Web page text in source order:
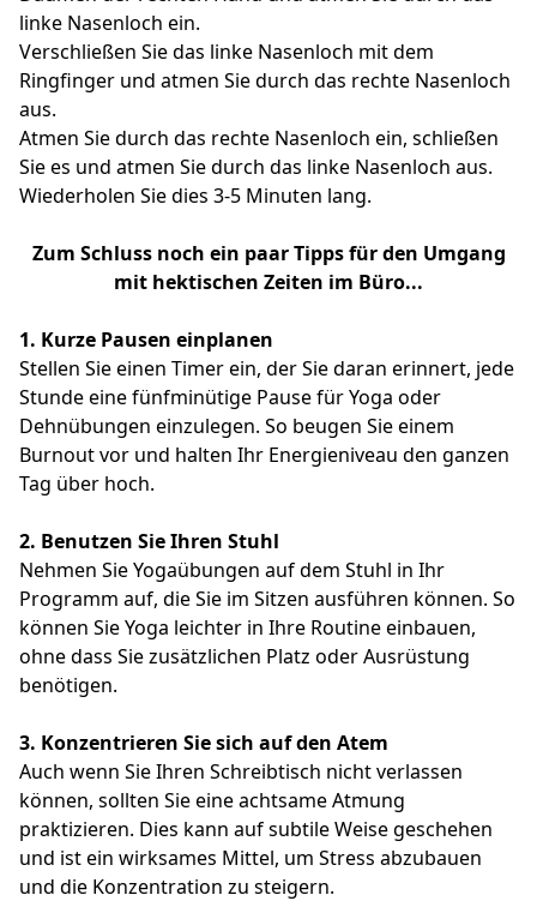
linke Nasenloch ein.
Verschließen Sie das linke Nasenloch mit dem
Ringfinger und atmen Sie durch das rechte Nasenloch
aus.
Atmen Sie durch das rechte Nasenloch ein, schließen
Sie es und atmen Sie durch das linke Nasenloch aus.
Wiederholen Sie dies 3-5 Minuten lang.
Zum Schluss noch ein paar Tipps für den Umgang
mit hektischen Zeiten im Büro...
1. Kurze Pausen einplanen
Stellen Sie einen Timer ein, der Sie daran erinnert, jede
Stunde eine fünfminütige Pause für Yoga oder
Dehnübungen einzulegen. So beugen Sie einem
Burnout vor und halten Ihr Energieniveau den ganzen
Tag über hoch.
2. Benutzen Sie Ihren Stuhl
Nehmen Sie Yogaübungen auf dem Stuhl in Ihr
Programm auf, die Sie im Sitzen ausführen können. So
können Sie Yoga leichter in Ihre Routine einbauen,
ohne dass Sie zusätzlichen Platz oder Ausrüstung
benötigen.
3. Konzentrieren Sie sich auf den Atem
Auch wenn Sie Ihren Schreibtisch nicht verlassen
können, sollten Sie eine achtsame Atmung
praktizieren. Dies kann auf subtile Weise geschehen
und ist ein wirksames Mittel, um Stress abzubauen
und die Konzentration zu steigern.